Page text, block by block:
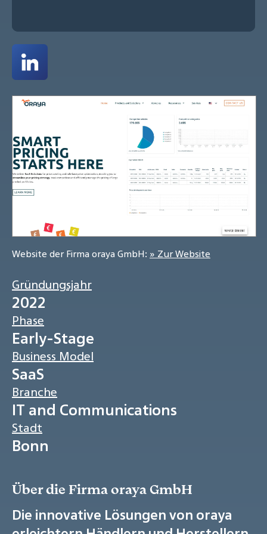
Website der Firma oraya GmbH: » Zur Website
Gründungsjahr
2022
Phase
Early-Stage
Business Model
SaaS
Branche
IT and Communications
Stadt
Bonn
Über die Firma oraya GmbH
Die innovative Lösungen von oraya